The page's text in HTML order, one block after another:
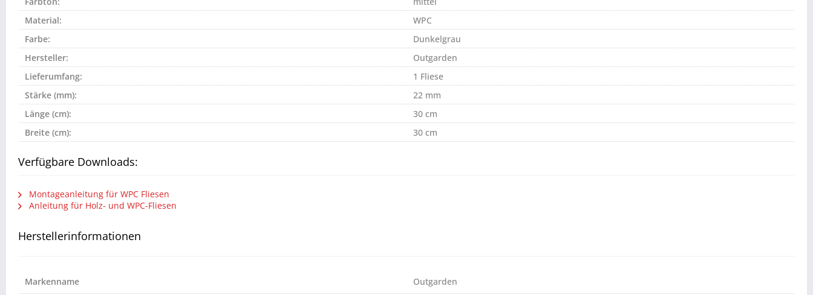
Material:
WPC
Farbe:
Dunkelgrau
Hersteller:
Outgarden
Lieferumfang:
1 Fliese
Stärke (mm):
22 mm
Länge (cm):
30 cm
Breite (cm):
30 cm
Verfügbare Downloads:
Montageanleitung für WPC Fliesen
Anleitung für Holz- und WPC-Fliesen
Herstellerinformationen
Markenname Outgarden